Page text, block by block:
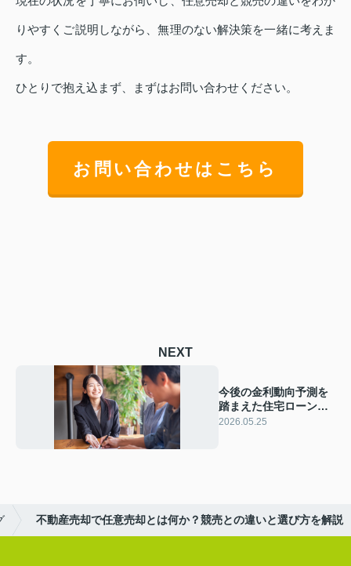
りやすくご説明しながら、無理のない解決策を一緒に考えま
す。
ひとりで抱え込まず、まずはお問い合わせください。
お問い合わせはこちら
NEXT
今後の金利動向予測を
踏まえた住宅ローン選
び！変動金利固定金利
2026.05.25
不動産売却で任意売却とは何か？競売との違いと選び方を解説